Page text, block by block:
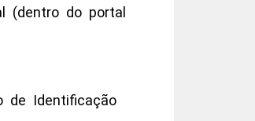
(dentro do portal
de Identificação